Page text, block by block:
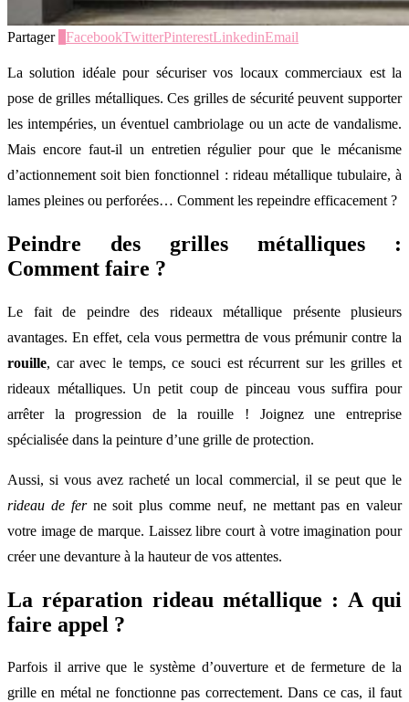
Partager FacebookTwitterPinterestLinkedinEmail
La solution idéale pour sécuriser vos locaux commerciaux est la
pose de grilles métalliques. Ces grilles de sécurité peuvent supporter
les intempéries, un éventuel cambriolage ou un acte de vandalisme.
Mais encore faut-il un entretien régulier pour que le mécanisme
d’actionnement soit bien fonctionnel : rideau métallique tubulaire, à
lames pleines ou perforées… Comment les repeindre efficacement ?
Peindre des grilles métalliques :
Comment faire ?
Le fait de peindre des rideaux métallique présente plusieurs
avantages. En effet, cela vous permettra de vous prémunir contre la
rouille, car avec le temps, ce souci est récurrent sur les grilles et
rideaux métalliques. Un petit coup de pinceau vous suffira pour
arrêter la progression de la rouille ! Joignez une entreprise
spécialisée dans la peinture d’une grille de protection.
Aussi, si vous avez racheté un local commercial, il se peut que le
rideau de ferne soit plus comme neuf, ne mettant pas en valeur
votre image de marque. Laissez libre court à votre imagination pour
créer une devanture à la hauteur de vos attentes.
La réparation rideau métallique : A qui
faire appel ?
Parfois il arrive que le système d’ouverture et de fermeture de la
grille en métal ne fonctionne pas correctement. Dans ce cas, il faut